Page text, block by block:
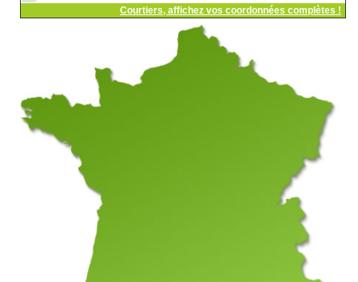
Courtiers, affichez vos coordonnées complètes !